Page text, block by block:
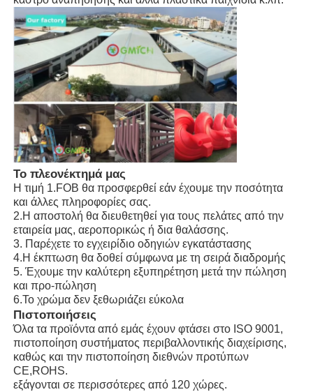
Το πλεονέκτημά μας
Η τιμή 1.FOB θα προσφερθεί εάν έχουμε την ποσότητα
και άλλες πληροφορίες σας.
2.Η αποστολή θα διευθετηθεί για τους πελάτες από την
εταιρεία μας, αεροπορικώς ή δια θαλάσσης.
3. Παρέχετε το εγχειρίδιο οδηγιών εγκατάστασης
4.Η έκπτωση θα δοθεί σύμφωνα με τη σειρά διαδρομής
5. Έχουμε την καλύτερη εξυπηρέτηση μετά την πώληση
και προ-πώληση
6.Το χρώμα δεν ξεθωριάζει εύκολα
Πιστοποιήσεις
Όλα τα προϊόντα από εμάς έχουν φτάσει στο ISO 9001,
πιστοποίηση συστήματος περιβαλλοντικής διαχείρισης,
καθώς και την πιστοποίηση διεθνών προτύπων
CE,ROHS.
εξάγονται σε περισσότερες από 120 χώρες.